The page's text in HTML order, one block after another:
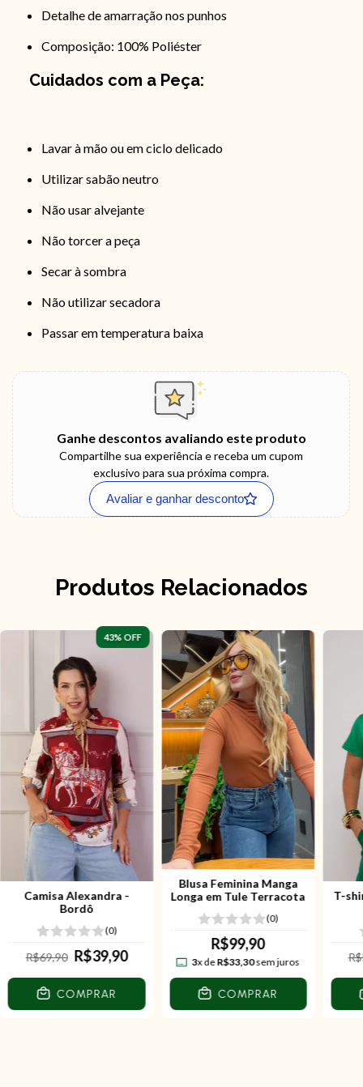
Detalhe de amarração nos punhos
Composição: 100% Poliéster
Cuidados com a Peça:
Lavar à mão ou em ciclo delicado
Utilizar sabão neutro
Não usar alvejante
Não torcer a peça
Secar à sombra
Não utilizar secadora
Passar em temperatura baixa
Ganhe descontos avaliando este produto
Compartilhe sua experiência e receba um cupom
exclusivo para sua próxima compra.
Avaliar e ganhar desconto
Produtos Relacionados
43% OFF
Camisa Alexandra -
Bordô
(0)
R$69,90 R$39,90
COMPRAR
Blusa Feminina Manga
Longa em Tule Terracota
(0)
R$99,90
3x deR$33,30sem juros
COMPRAR
T-